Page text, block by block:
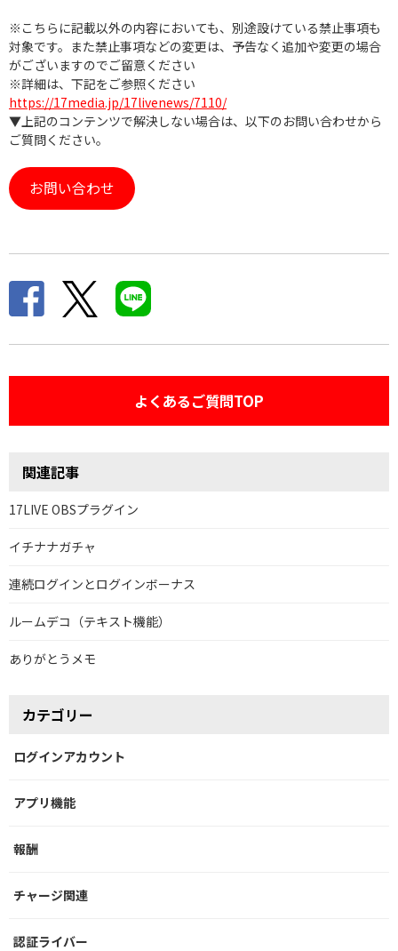
※こちらに記載以外の内容においても、別途設けている禁止事項も
対象です。また禁止事項などの変更は、予告なく追加や変更の場合
がございますのでご留意ください
※詳細は、下記をご参照ください
https://17media.jp/17livenews/7110/
▼上記のコンテンツで解決しない場合は、以下のお問い合わせから
ご質問ください。
お問い合わせ
よくあるご質問TOP
関連記事
17LIVE OBSプラグイン
イチナナガチャ
連続ログインとログインボーナス
ルームデコ（テキスト機能）
ありがとうメモ
カテゴリー
ログインアカウント
アプリ機能
報酬
チャージ関連
認証ライバー